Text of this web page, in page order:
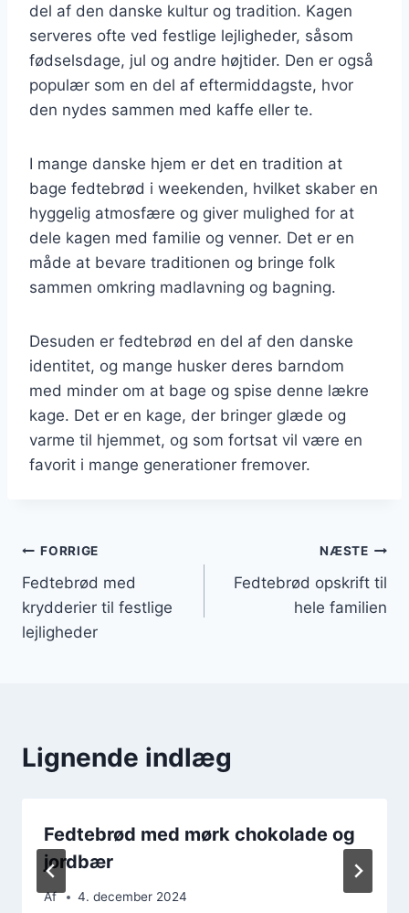
del af den danske kultur og tradition. Kagen
serveres ofte ved festlige lejligheder, såsom
fødselsdage, jul og andre højtider. Den er også
populær som en del af eftermiddagste, hvor
den nydes sammen med kaffe eller te.
I mange danske hjem er det en tradition at
bage fedtebrød i weekenden, hvilket skaber en
hyggelig atmosfære og giver mulighed for at
dele kagen med familie og venner. Det er en
måde at bevare traditionen og bringe folk
sammen omkring madlavning og bagning.
Desuden er fedtebrød en del af den danske
identitet, og mange husker deres barndom
med minder om at bage og spise denne lækre
kage. Det er en kage, der bringer glæde og
varme til hjemmet, og som fortsat vil være en
favorit i mange generationer fremover.
Indlægsnavigation
FORRIGE
Fedtebrød med
krydderier til festlige
lejligheder
NÆSTE
Fedtebrød opskrift til
hele familien
Lignende indlæg
Fedtebrød med mørk chokolade og
jordbær
Af 4. december 2024